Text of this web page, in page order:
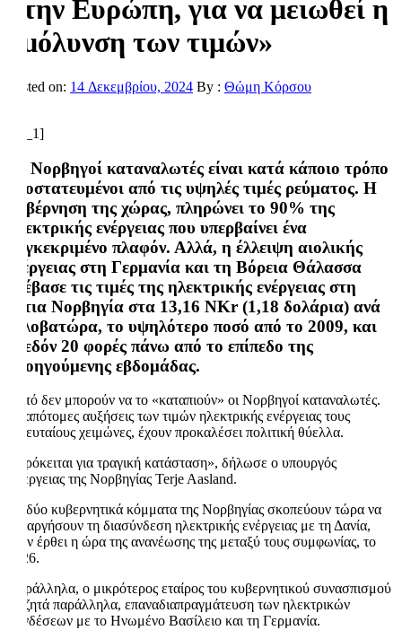
στην Ευρώπη, για να μειωθεί η
«μόλυνση των τιμών»
Posted on: 14 Δεκεμβρίου, 2024 By : Θώμη Κόρσου
[ad_1]
Οι Νορβηγοί καταναλωτές είναι κατά κάποιο τρόπο
προστατευμένοι από τις υψηλές τιμές ρεύματος. Η
κυβέρνηση της χώρας, πληρώνει το 90% της
ηλεκτρικής ενέργειας που υπερβαίνει ένα
συγκεκριμένο πλαφόν. Αλλά, η έλλειψη αιολικής
ενέργειας στη Γερμανία και τη Βόρεια Θάλασσα
ανέβασε τις τιμές της ηλεκτρικής ενέργειας στη
νότια Νορβηγία στα 13,16 NKr (1,18 δολάρια) ανά
κιλοβατώρα, το υψηλότερο ποσό από το 2009, και
σχεδόν 20 φορές πάνω από το επίπεδο της
προηγούμενης εβδομάδας.
Αυτό δεν μπορούν να το «καταπιούν» οι Νορβηγοί καταναλωτές.
Οι απότομες αυξήσεις των τιμών ηλεκτρικής ενέργειας τους
τελευταίους χειμώνες, έχουν προκαλέσει πολιτική θύελλα.
«Πρόκειται για τραγική κατάσταση», δήλωσε ο υπουργός
Ενέργειας της Νορβηγίας Terje Aasland.
Τα δύο κυβερνητικά κόμματα της Νορβηγίας σκοπεύουν τώρα να
καταργήσουν τη διασύνδεση ηλεκτρικής ενέργειας με τη Δανία,
όταν έρθει η ώρα της ανανέωσης της μεταξύ τους συμφωνίας, το
2026.
Παράλληλα, ο μικρότερος εταίρος του κυβερνητικού συνασπισμού
να ζητά παράλληλα, επαναδιαπραγμάτευση των ηλεκτρικών
συνδέσεων με το Ηνωμένο Βασίλειο και τη Γερμανία.